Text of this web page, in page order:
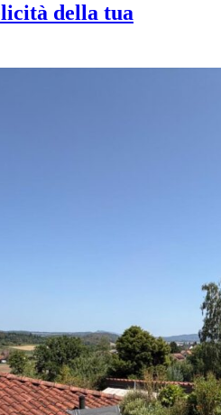
della tua